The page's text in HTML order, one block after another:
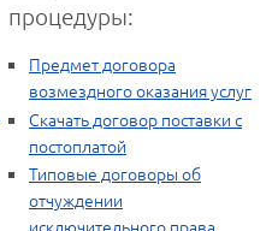
процедуры:
Предмет договора
возмездного оказания услуг
Скачать договор поставки с
постоплатой
Типовые договоры об
отчуждении
исключительного права